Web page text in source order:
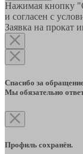
Нажимая кнопку
и согласен с
Заявка на прокат
Спасибо за
Мы обязательно
Профиль сохранён.